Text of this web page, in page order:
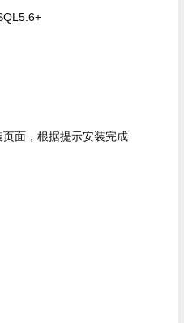
面，根据提示安装完成